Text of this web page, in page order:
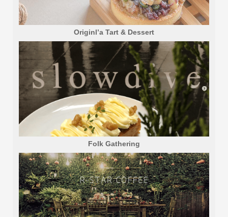
Originl’a Tart & Dessert
Folk Gathering